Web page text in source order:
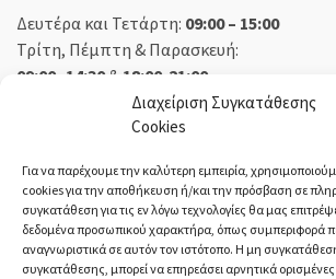
Διαχείριση Συγκατάθεσης
Cookies
Για να παρέχουμε την καλύτερη εμπειρία,
cookies για την αποθήκευση ή/και την πρόσβαση σε
συγκατάθεση για τις εν λόγω τεχνολογίες θα μας
δεδομένα προσωπικού χαρακτήρα, όπως συμπεριφορά
αναγνωριστικά σε αυτόν τον ιστότοπο. Η μη
συγκατάθεσης, μπορεί να επηρεάσει αρνητικά ορισμένες
Δευτέρα και Τετάρτη: 09:00 – 15:00
Τρίτη, Πέμπτη & Παρασκευή:
09:00 -14:30 & 18:00-21:00
09:00 – 14:30
Κλειστά
ΕΚΘΕΣΗ ΟΡΕΣΤΙΑΔΑ: